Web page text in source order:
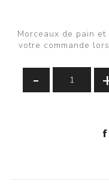
Morceaux de pain
votre commande
-